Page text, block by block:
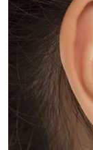
規劃需
特性
專業的